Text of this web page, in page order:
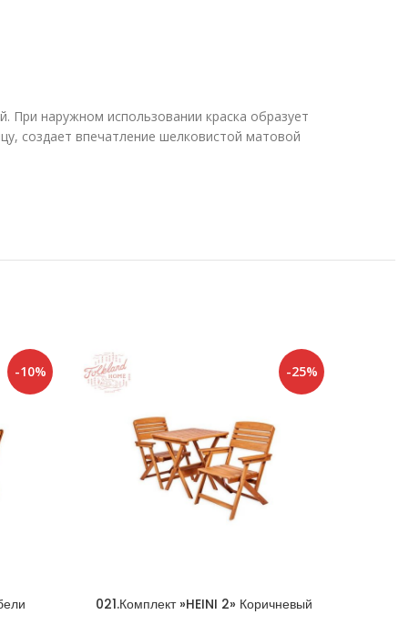
При наружном использовании краска образует
создает впечатление шелковистой матовой
-10% -25%
021.Комплект »HEINI 2» Коричневый